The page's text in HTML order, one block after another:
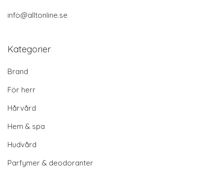
info@alltonline.se
Kategorier
Brand
För herr
Hårvård
Hem & spa
Hudvård
Parfymer & deodoranter